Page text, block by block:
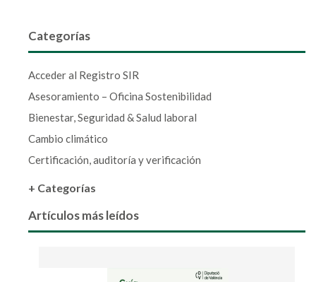
Categorías
Acceder al Registro SIR
Asesoramiento – Oficina Sostenibilidad
Bienestar, Seguridad & Salud laboral
Cambio climático
Certificación, auditoría y verificación
+ Categorías
Artículos más leídos